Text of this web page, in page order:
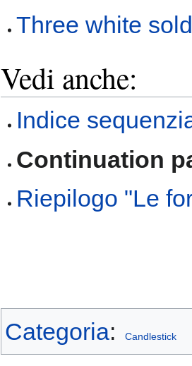
Three white
Vedi anche:
Indice
Continuation
Riepilogo "Le
Categoria: Candlestick